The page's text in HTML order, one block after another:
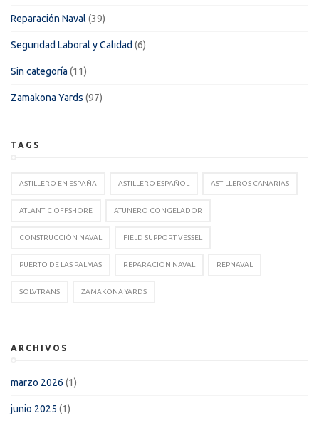
Reparación Naval (39)
Seguridad Laboral y Calidad (6)
Sin categoría (11)
Zamakona Yards (97)
TAGS
ASTILLERO EN ESPAÑA ASTILLERO ESPAÑOL ASTILLEROS CANARIAS
ATLANTIC OFFSHORE ATUNERO CONGELADOR
CONSTRUCCIÓN NAVAL FIELD SUPPORT VESSEL
PUERTO DE LAS PALMAS REPARACIÓN NAVAL REPNAVAL
SOLVTRANS ZAMAKONA YARDS
ARCHIVOS
marzo 2026 (1)
junio 2025 (1)